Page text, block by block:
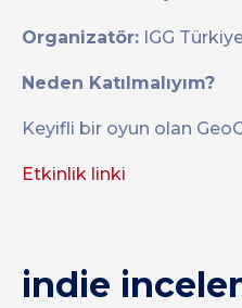
Organizatör: IGG
Neden Katılmalıyım?
Keyifli bir oyun olan
Etkinlik linki
indie